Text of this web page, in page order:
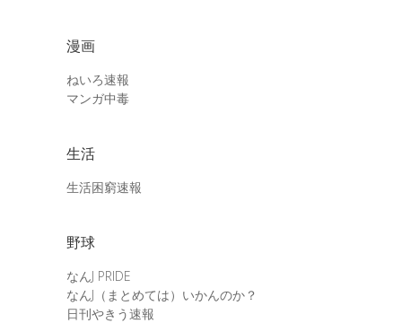
漫画
ねいろ速報
マンガ中毒
生活
生活困窮速報
野球
なんJ PRIDE
なんJ（まとめては）いかんのか？
日刊やきう速報